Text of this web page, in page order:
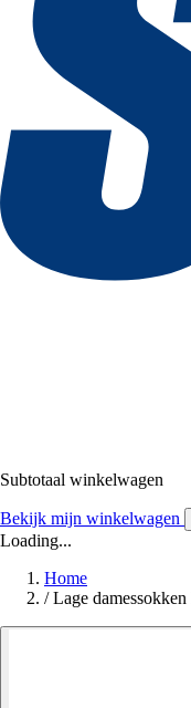
Subtotaal winkelwagen
Bekijk mijn winkelwagen
Loading...
Home
/ Lage